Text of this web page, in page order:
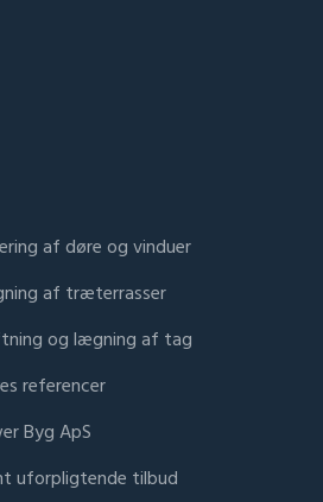
af døre og vinduer
af træterrasser
og lægning af tag
referencer
Byg ApS
uforpligtende tilbud